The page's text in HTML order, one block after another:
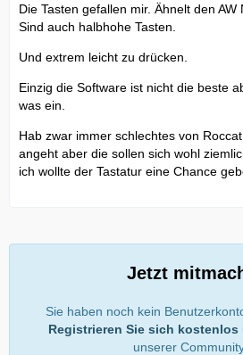
Die Tasten gefallen mir. Ähnelt den AW
Sind auch halbhohe Tasten.
Und extrem leicht zu drücken.
Einzig die Software ist nicht die beste
was ein.
Hab zwar immer schlechtes von
angeht aber die sollen sich wohl
ich wollte der Tastatur eine Chance
Jetzt
Sie haben noch kein
Registrieren Sie sich kostenlos
unserer